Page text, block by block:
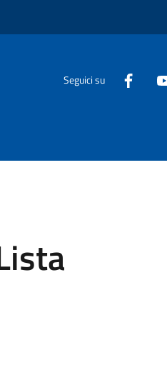
Seguici su